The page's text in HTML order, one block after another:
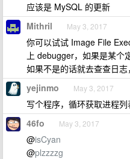
应该是 MySQL 的更新
Mithril May 3, 2017
你可以试试 Image File
上 debugger，如果是某个
如果不是的话就去查查日志
yejinmo May 3, 2017
写个程序，循环获取进程
46fo May 3, 2017
@isCyan
@plzzzzg